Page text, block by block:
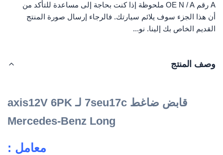
A رقم OE N / A ملحوظة إذا كنت بحاجة إلى مساعدة للتأكد من
أن هذا الجزء سوف يلائم سيارتك. فالرجاء إرسال صورة المنتج
القديم الخاص بك إلينا. نو...
وصف المنتج
قابض ضاغط 7seu17c لـ axis12V 6PK
Mercedes-Benz Long
معامل :